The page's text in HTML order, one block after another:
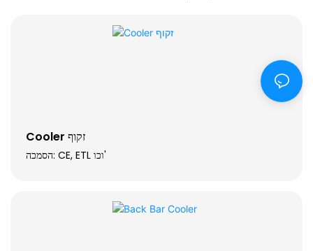
Cooler זקוף
הסמכה: CE, ETL וכו'